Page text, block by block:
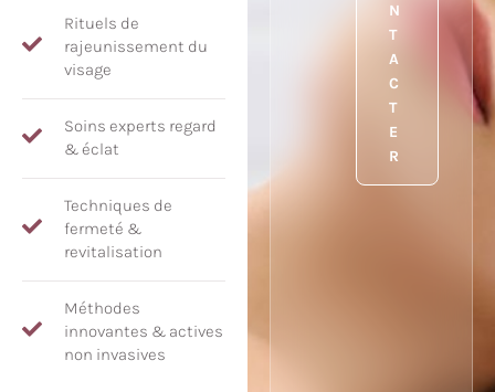
N
T
A
C
T
E
R
Rituels de
rajeunissement du
visage
Soins experts regard
& éclat
Techniques de
fermeté &
revitalisation
Méthodes
innovantes & actives
non invasives